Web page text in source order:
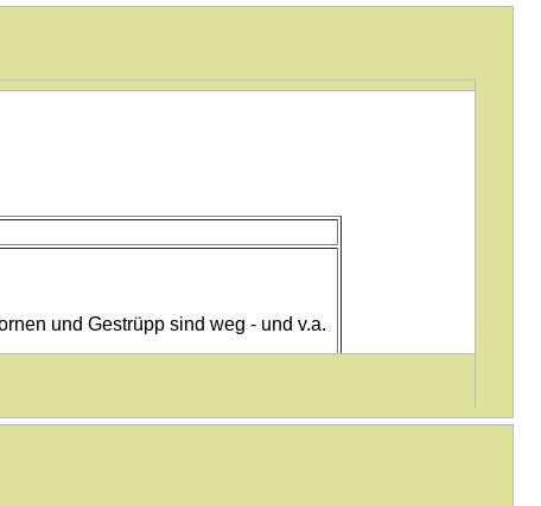
und Gestrüpp sind weg - und v.a.
hinzufügen